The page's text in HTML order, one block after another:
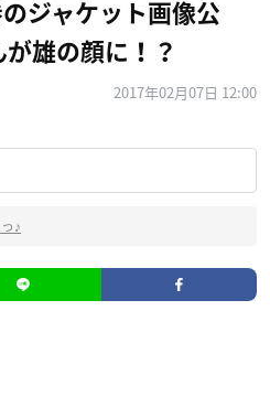
ジャケット画像公
雄の顔に！？
2017年02月07日 12:00
♪